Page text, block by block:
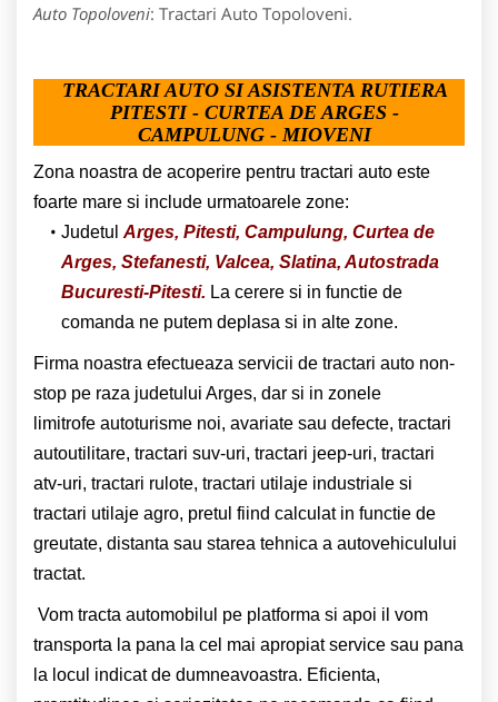
Auto Topoloveni: Tractari Auto Topoloveni.
TRACTARI AUTO SI ASISTENTA RUTIERA
PITESTI - CURTEA DE ARGES -
CAMPULUNG - MIOVENI
Zona noastra de acoperire pentru tractari auto este
foarte mare si include urmatoarele zone:
Judetul Arges, Pitesti, Campulung, Curtea de
Arges, Stefanesti, Valcea, Slatina, Autostrada
Bucuresti-Pitesti. La cerere si in functie de
comanda ne putem deplasa si in alte zone.
Firma noastra efectueaza servicii de tractari auto non-
stop pe raza judetului Arges, dar si in zonele
limitrofe autoturisme noi, avariate sau defecte, tractari
autoutilitare, tractari suv-uri, tractari jeep-uri, tractari
atv-uri, tractari rulote, tractari utilaje industriale si
tractari utilaje agro, pretul fiind calculat in functie de
greutate, distanta sau starea tehnica a autovehiculului
tractat.
Vom tracta automobilul pe platforma si apoi il vom
transporta la pana la cel mai apropiat service sau pana
la locul indicat de dumneavoastra. Eficienta,